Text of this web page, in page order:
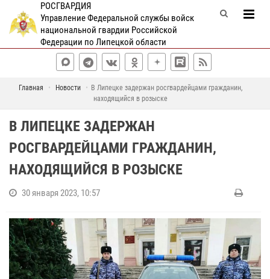
РОСГВАРДИЯ
Управление Федеральной службы войск
национальной гвардии Российской
Федерации по Липецкой области
Главная Новости
В Липецке задержан росгвардейцами гражданин,
находящийся в розыске
В ЛИПЕЦКЕ ЗАДЕРЖАН
РОСГВАРДЕЙЦАМИ ГРАЖДАНИН,
НАХОДЯЩИЙСЯ В РОЗЫСКЕ
30 января 2023, 10:57